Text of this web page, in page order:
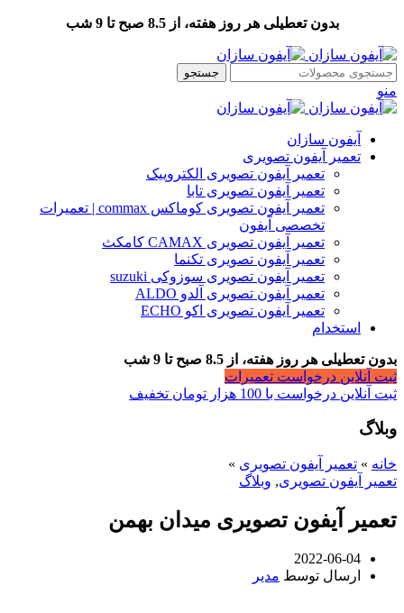
بدون تعطیلی هر روز هفته، از 8.5 صبح تا 9 شب
جستجو
منو
آیفون سازان
تعمیر آیفون تصویری
تعمیر آیفون تصویری الکتروپیک
تعمیر آیفون تصویری تابا
تعمیر آیفون تصویری کوماکس commax | تعمیرات
تخصصی آیفون
تعمیر آیفون تصویری CAMAX کامکث
تعمیر آیفون تصویری تکنما
تعمیر آیفون تصویری سوزوکی suzuki
تعمیر آیفون تصویری آلدو ALDO
تعمیر آیفون تصویری اکو ECHO
استخدام
بدون تعطیلی هر روز هفته، از 8.5 صبح تا 9 شب
ثبت آنلاین درخواست تعمیرات
ثبت آنلاین درخواست با 100 هزار تومان تخفیف
وبلاگ
خانه » تعمیر آیفون تصویری »
تعمیر آیفون تصویری, وبلاگ
تعمیر آیفون تصویری میدان بهمن
2022-06-04
ارسال توسط مدیر